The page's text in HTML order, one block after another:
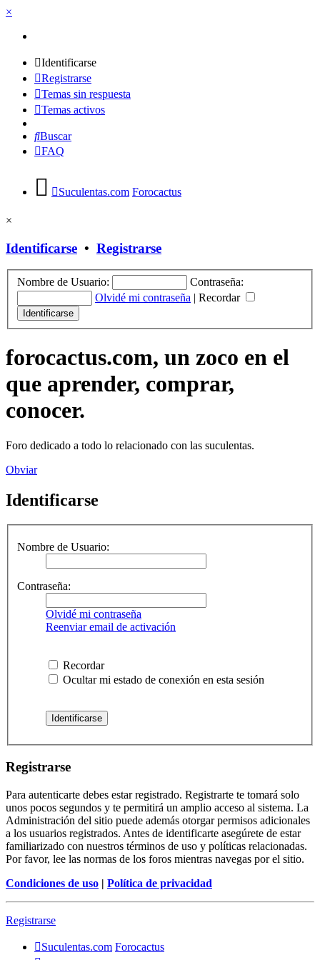
×
Identificarse
Registrarse
Temas sin respuesta
Temas activos
Buscar
FAQ
Suculentas.com Forocactus
×
Identificarse • Registrarse
Nombre de Usuario:
Contraseña:
Olvidé mi contraseña | Recordar
forocactus.com, un zoco en el
que aprender, comprar,
conocer.
Foro dedicado a todo lo relacionado con las suculentas.
Obviar
Identificarse
Nombre de Usuario:
Contraseña:
Olvidé mi contraseña
Reenviar email de activación
Recordar
Ocultar mi estado de conexión en esta sesión
Registrarse
Para autenticarte debes estar registrado. Registrarte te tomará solo
unos pocos segundos y te permitirá un amplio acceso al sistema. La
Administración del sitio puede además otorgar permisos adicionales
a los usuarios registrados. Antes de identificarte asegúrete de estar
familiarizado con nuestros términos de uso y políticas relacionadas.
Por favor, lee las normas de los foros mientras navegas por el sitio.
Condiciones de uso | Política de privacidad
Registrarse
Suculentas.com Forocactus